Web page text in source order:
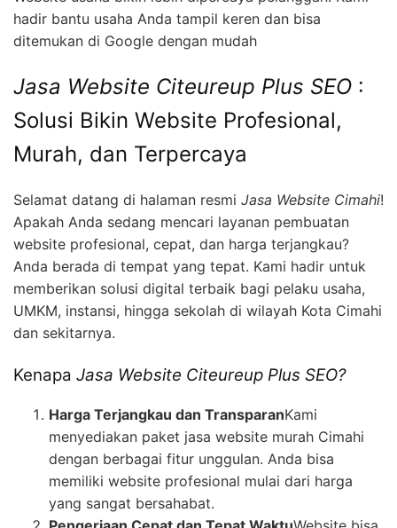
hadir bantu usaha Anda tampil keren dan bisa
ditemukan di Google dengan mudah
Jasa Website Citeureup Plus SEO :
Solusi Bikin Website Profesional,
Murah, dan Terpercaya
Selamat datang di halaman resmi Jasa Website Cimahi!
Apakah Anda sedang mencari layanan pembuatan
website profesional, cepat, dan harga terjangkau?
Anda berada di tempat yang tepat. Kami hadir untuk
memberikan solusi digital terbaik bagi pelaku usaha,
UMKM, instansi, hingga sekolah di wilayah Kota Cimahi
dan sekitarnya.
Kenapa Jasa Website Citeureup Plus SEO?
Harga Terjangkau dan TransparanKami
menyediakan paket jasa website murah Cimahi
dengan berbagai fitur unggulan. Anda bisa
memiliki website profesional mulai dari harga
yang sangat bersahabat.